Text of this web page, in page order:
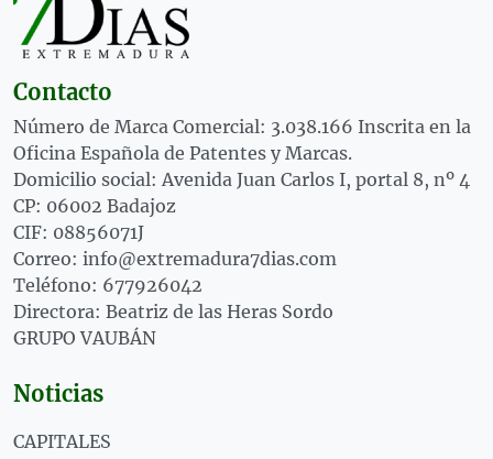
Contacto
Número de Marca Comercial: 3.038.166 Inscrita en la
Oficina Española de Patentes y Marcas.
Domicilio social: Avenida Juan Carlos I, portal 8, nº 4
CP: 06002 Badajoz
CIF: 08856071J
Correo: info@extremadura7dias.com
Teléfono: 677926042
Directora: Beatriz de las Heras Sordo
GRUPO VAUBÁN
Noticias
CAPITALES